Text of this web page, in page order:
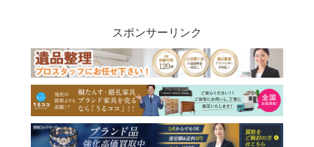
スポンサーリンク